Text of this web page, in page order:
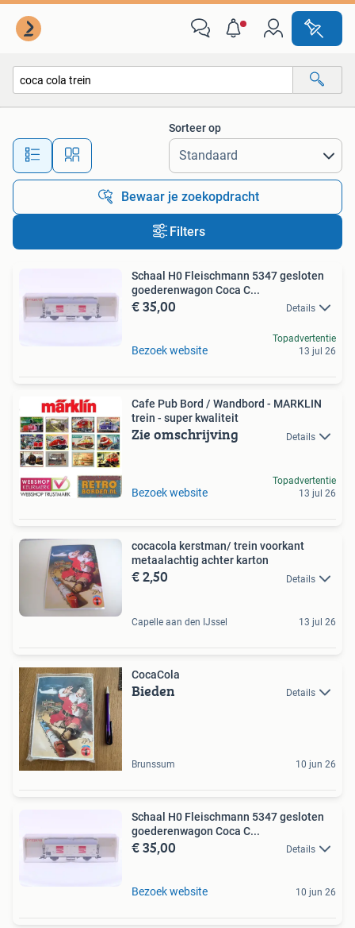
Alle afstanden…
Sorteer op
Bewaar je zoekopdracht
Filters
Schaal H0 Fleischmann 5347 gesloten
goederenwagon Coca C...
€ 35,00 Details
Bezoek website
Topadvertentie
13 jul 26
Cafe Pub Bord / Wandbord - MARKLIN
trein - super kwaliteit
Zie omschrijving Details
Bezoek website
Topadvertentie
13 jul 26
cocacola kerstman/ trein voorkant
metaalachtig achter karton
€ 2,50 Details
Capelle aan den IJssel 13 jul 26
CocaCola
Bieden Details
Brunssum 10 jun 26
Schaal H0 Fleischmann 5347 gesloten
goederenwagon Coca C...
€ 35,00 Details
Bezoek website 10 jun 26